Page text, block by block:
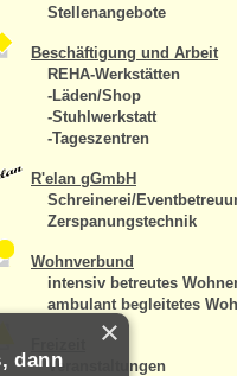
Stellenangebote
Beschäftigung und Arbeit
REHA-Werkstätten
-Läden/Shop
-Stuhlwerkstatt
-Tageszentren
R'elan gGmbH
Schreinerei/
Zerspanungstechnik
Wohnverbund
intensiv betreutes
ambulant begleitetes
Veranstaltungen
×
dann